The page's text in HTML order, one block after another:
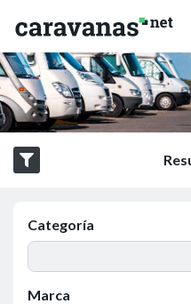
Categoría
Marca